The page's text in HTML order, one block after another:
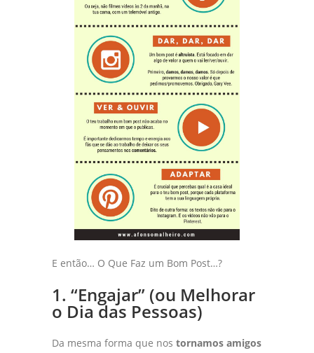
E então… O Que Faz um Bom Post…?
1. “Engajar” (ou Melhorar
o Dia das Pessoas)
Da mesma forma que nos tornamos amigos